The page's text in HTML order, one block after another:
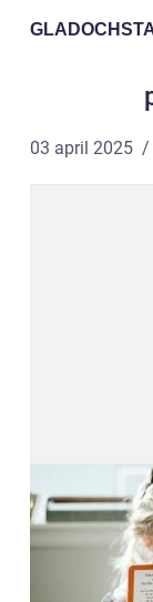
03 april 2025